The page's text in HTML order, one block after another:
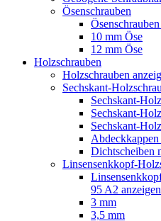
Ösenschrauben
10 mm Öse
12 mm Öse
Holzschrauben
Holzschrauben
Sechskant-
Sechskant-
Sechskant-
Sechskant-
Dichtscheiben
Linsensenkkopf-
95 A2 anzeigen
3 mm
3,5 mm